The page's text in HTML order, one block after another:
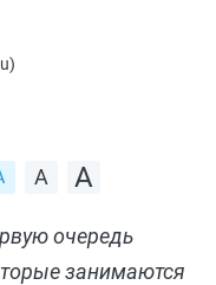
)
очередь
занимаются